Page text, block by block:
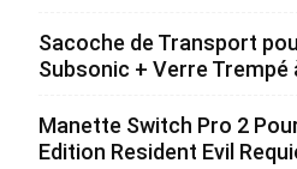
Sacoche de Transport
Subsonic + Verre Trempé
Manette Switch Pro 2
Edition Resident Evil